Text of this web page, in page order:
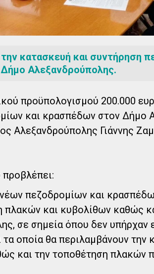
κατασκευή και συντήρηση
Αλεξανδρούπολης.
προϋπολογισμού 200.000
και κρασπέδων στον Δήμο
Αλεξανδρούπολης Γιάννης
πεζοδρομίων και
πλακών και κυβολίθων καθώς
σε σημεία όπου δεν υπήρχαν
οποία θα περιλαμβάνουν την
και την τοποθέτηση πλακών